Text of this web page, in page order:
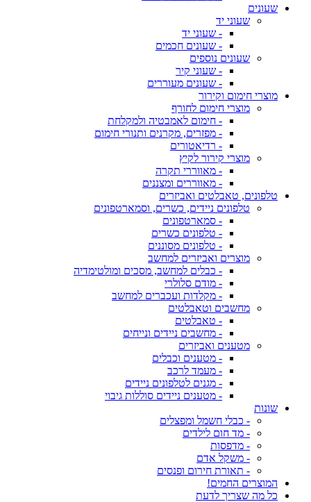
שעונים
שעוני יד
- שעוני יד
- שעונים חכמים
שעונים נוספים
- שעוני קיר
- שעונים מעוררים
מוצרי חימום וקירור
מוצרי חימום לחורף
- חימום לאמבטיה ולמקלחת
- מפזרים, מקרנים ותנורי חימום
- רדיאטורים
מוצרי קירור לקיץ
- מאווררי תקרה
- מאווררים ומצננים
טלפונים, טאבלטים ואביזרים
טלפונים ניידים, כשרים, וסמארטפונים
- סמארטפונים
- טלפונים כשרים
- טלפונים מסוננים
מוצרים ואביזרים למחשב
- כבלים למחשב, מסכים ומולטימדיה
- מודם סלולרי
- מקלדות ועכברים למחשב
מחשבים וטאבלטים
- טאבלטים
- מחשבים ניידים ונייחים
מטענים ואביזרים
- מטענים וכבלים
- מעמד לרכב
- מגנים לטלפונים ניידים
- מטענים ניידים סוללות גיבוי
שונות
- כבלי חשמל ומפצלים
- מד חום לילדים
- מדפסות
- משקל אדם
- תאורת חירום ופנסים
המוצרים החמים!
כל מה שצריך לדעת